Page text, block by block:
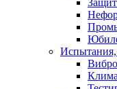
Испытания,